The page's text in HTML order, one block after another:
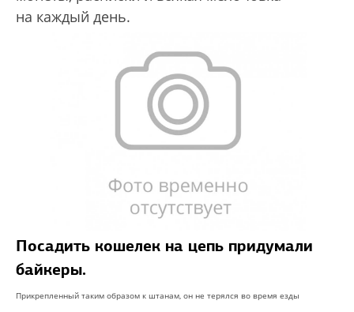
на каждый день.
Посадить кошелек на цепь придумали
байкеры.
Прикрепленный таким образом к штанам, он не терялся во время езды